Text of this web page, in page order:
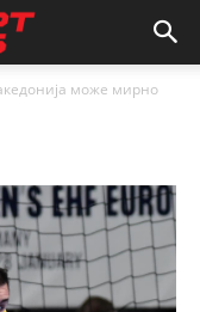
може мирно